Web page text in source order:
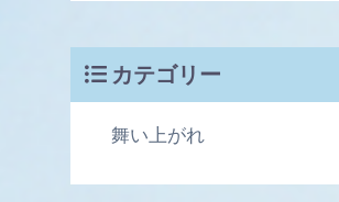
カテゴリー